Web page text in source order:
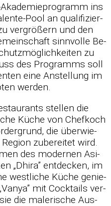
ins
Pool an qua­li­fi­zier­
ver­grö­ßern und den
sinn­volle Be­
zu
des Pro­gramms soll
eine An­stel­lung im
wer­den.
stel­len die
Kü­che von Chef­koch
die über­wie­
zu­be­rei­tet wird.
des mo­der­nen Asi­
„Dhira” ent­de­cken, im
west­li­che Kü­che ge­nie­
mit Cock­tails ver­
die ma­le­ri­sche Aus­